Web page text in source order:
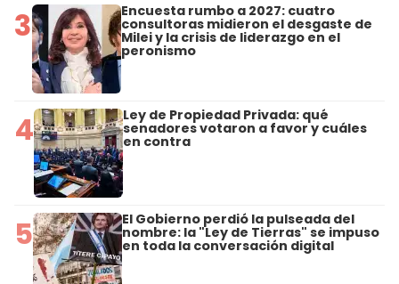
3 Encuesta rumbo a 2027: cuatro
consultoras midieron el desgaste de
Milei y la crisis de liderazgo en el
peronismo
4 Ley de Propiedad Privada: qué
senadores votaron a favor y cuáles
en contra
5 El Gobierno perdió la pulseada del
nombre: la "Ley de Tierras" se impuso
en toda la conversación digital